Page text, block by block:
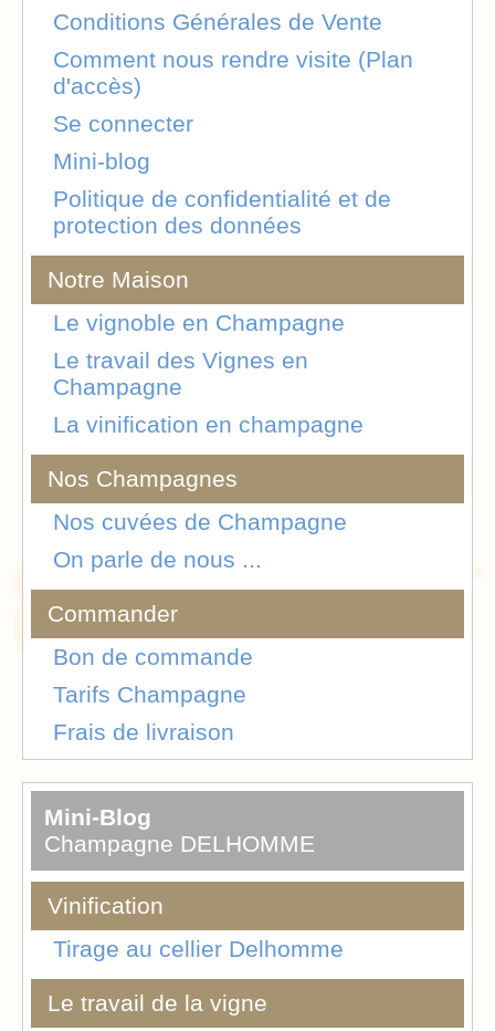
Conditions Générales de Vente
Comment nous rendre visite (Plan
d'accès)
Se connecter
Mini-blog
Politique de confidentialité et de
protection des données
Notre Maison
Le vignoble en Champagne
Le travail des Vignes en
Champagne
La vinification en champagne
Nos Champagnes
Nos cuvées de Champagne
On parle de nous ...
Commander
Bon de commande
Tarifs Champagne
Frais de livraison
Mini-Blog
Champagne DELHOMME
Vinification
Tirage au cellier Delhomme
Le travail de la vigne